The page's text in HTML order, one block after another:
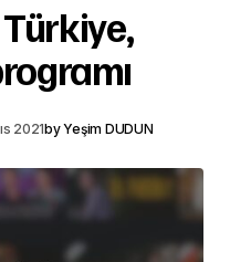
2021byYeşim DUDUN